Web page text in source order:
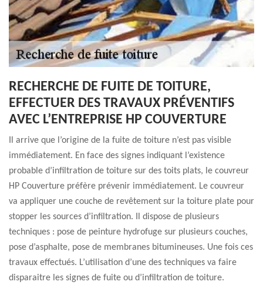
RECHERCHE DE FUITE DE TOITURE,
EFFECTUER DES TRAVAUX PRÉVENTIFS
AVEC L’ENTREPRISE HP COUVERTURE
Il arrive que l’origine de la fuite de toiture n’est pas visible
immédiatement. En face des signes indiquant l’existence
probable d’infiltration de toiture sur des toits plats, le couvreur
HP Couverture préfère prévenir immédiatement. Le couvreur
va appliquer une couche de revêtement sur la toiture plate pour
stopper les sources d’infiltration. Il dispose de plusieurs
techniques : pose de peinture hydrofuge sur plusieurs couches,
pose d’asphalte, pose de membranes bitumineuses. Une fois ces
travaux effectués. L’utilisation d’une des techniques va faire
disparaitre les signes de fuite ou d’infiltration de toiture.